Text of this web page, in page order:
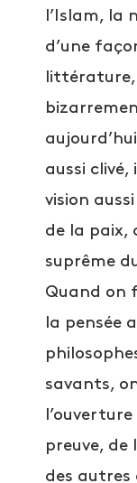
l’Islam, la
d’une
littérature,
aussi
vision
de la paix,
suprême
Quand on
la pensée
savants,
preuve, de
des autres